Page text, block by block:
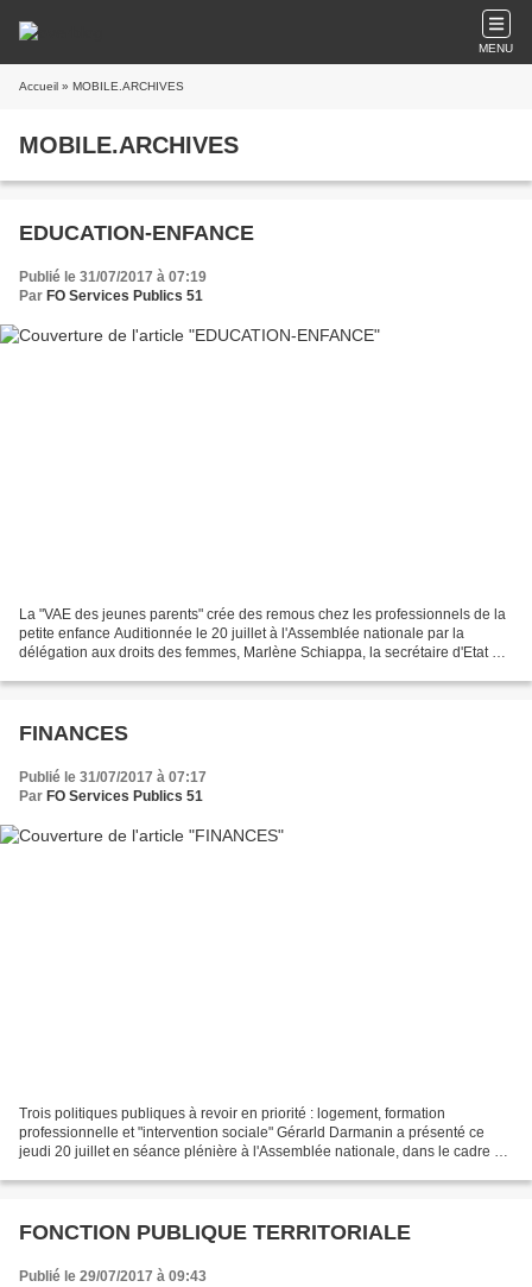
MENU
Accueil » MOBILE.ARCHIVES
MOBILE.ARCHIVES
EDUCATION-ENFANCE
Publié le 31/07/2017 à 07:19
Par FO Services Publics 51
La "VAE des jeunes parents" crée des remous chez les professionnels de la
petite enfance Auditionnée le 20 juillet à l'Assemblée nationale par la
délégation aux droits des femmes, Marlène Schiappa, la secrétaire d'Etat à
FINANCES
Publié le 31/07/2017 à 07:17
Par FO Services Publics 51
Trois politiques publiques à revoir en priorité : logement, formation
professionnelle et "intervention sociale" Gérarld Darmanin a présenté ce
jeudi 20 juillet en séance plénière à l'Assemblée nationale, dans le cadre du
FONCTION PUBLIQUE TERRITORIALE
Publié le 29/07/2017 à 09:43